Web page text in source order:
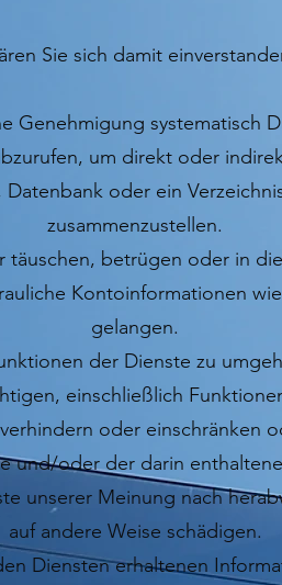
Sie sich damit
Genehmigung systematisch
um direkt oder
Datenbank oder ein
zusammenzustellen.
täuschen, betrügen oder in
Kontoinformationen
gelangen.
der Dienste zu
einschließlich
oder einschränken
und/oder der darin
unserer Meinung nach
auf andere Weise schädigen.
Diensten erhaltenen